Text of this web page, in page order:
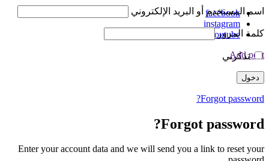
facebook
instagram
youtube
Add post
اسم المستخدم أو البريد الإلكتروني
كلمة المرور
تذكرني
Forgot password?
Forgot password?
Enter your account data and we will send you a link to reset your